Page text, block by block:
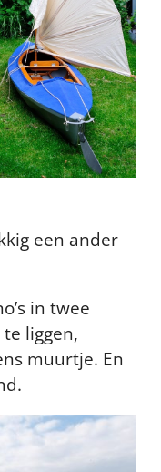
een ander
in twee
liggen,
muurtje. En